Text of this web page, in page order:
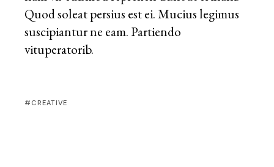
Quod soleat persius est ei. Mucius legimus
suscipiantur ne eam. Partiendo
vituperatorib.
CREATIVE